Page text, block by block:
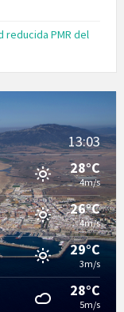
reducida PMR del
13:03
28°C
4m/s
26°C
4m/s
29°C
3m/s
28°C
5m/s